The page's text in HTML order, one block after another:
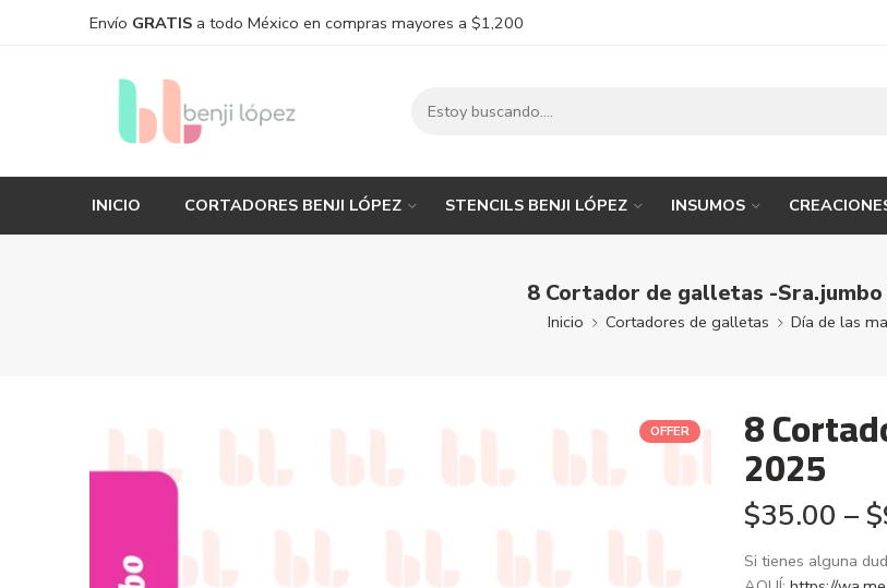
Envío GRATIS a todo México en compras mayores a $1,200
INICIO CORTADORES BENJI LÓPEZ STENCILS BENJI LÓPEZ INSUMOS
8 Cortador de galletas -Sra.jumbo
Inicio Cortadores de galletas Día de las
OFFER 8
2025
$35.00 – $
Si tienes alguna